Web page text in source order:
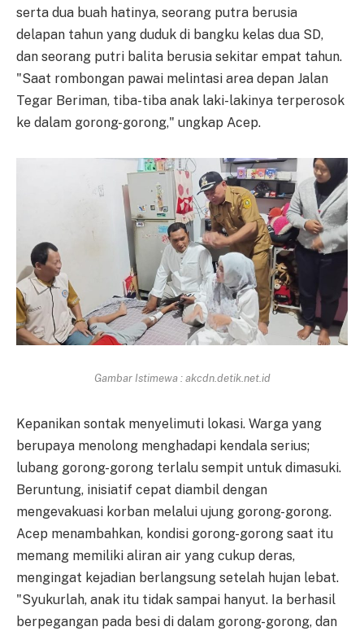
serta dua buah hatinya, seorang putra berusia
delapan tahun yang duduk di bangku kelas dua SD,
dan seorang putri balita berusia sekitar empat tahun.
"Saat rombongan pawai melintasi area depan Jalan
Tegar Beriman, tiba-tiba anak laki-lakinya terperosok
ke dalam gorong-gorong," ungkap Acep.
Gambar Istimewa : akcdn.detik.net.id
Kepanikan sontak menyelimuti lokasi. Warga yang
berupaya menolong menghadapi kendala serius;
lubang gorong-gorong terlalu sempit untuk dimasuki.
Beruntung, inisiatif cepat diambil dengan
mengevakuasi korban melalui ujung gorong-gorong.
Acep menambahkan, kondisi gorong-gorong saat itu
memang memiliki aliran air yang cukup deras,
mengingat kejadian berlangsung setelah hujan lebat.
"Syukurlah, anak itu tidak sampai hanyut. Ia berhasil
berpegangan pada besi di dalam gorong-gorong, dan